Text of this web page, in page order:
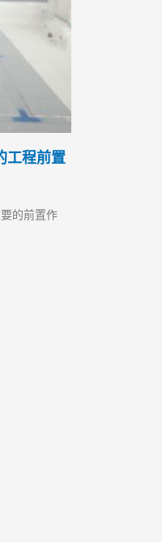
工程前置
的前置作